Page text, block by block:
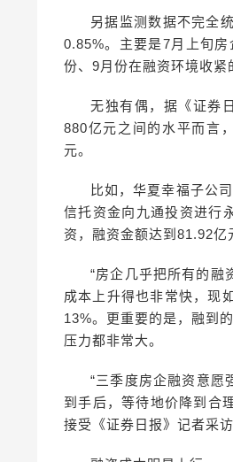
另据监测数据不完全
0.85%。主要是7月上旬
份、9月份在融资环境收紧
无独有偶，据《证券
880亿元之间的水平而言
元。
比如，华夏幸福子公
信托资金向九通投资进行
资，融资金额达到81.92亿
“房企几乎把所有的融
成本上升得也非常快，现
13%。更重要的是，融到
压力都非常大。
“三季度房企融资意愿
到手后，等待地价降到合
接受《证券日报》记者采